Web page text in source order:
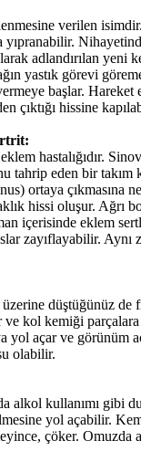
verilen
yıpranabilir.
adlandırılan yeni
yastık görevi
başlar.
çıktığı hissine
hastalığıdır.
tahrip eden bir
ortaya çıkmasına
hissi oluşur. Ağrı
içerisinde eklem
zayıflayabilir. Aynı
düştüğünüz de
kol kemiği parçalara
yol açar ve görünüm
olabilir.
alkol kullanımı gibi
yol açabilir.
çöker. Omuzda